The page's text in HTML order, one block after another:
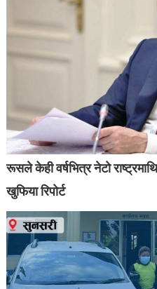
रूसले केही वर्षभित्र नेटो
खुफिया रिपोर्ट